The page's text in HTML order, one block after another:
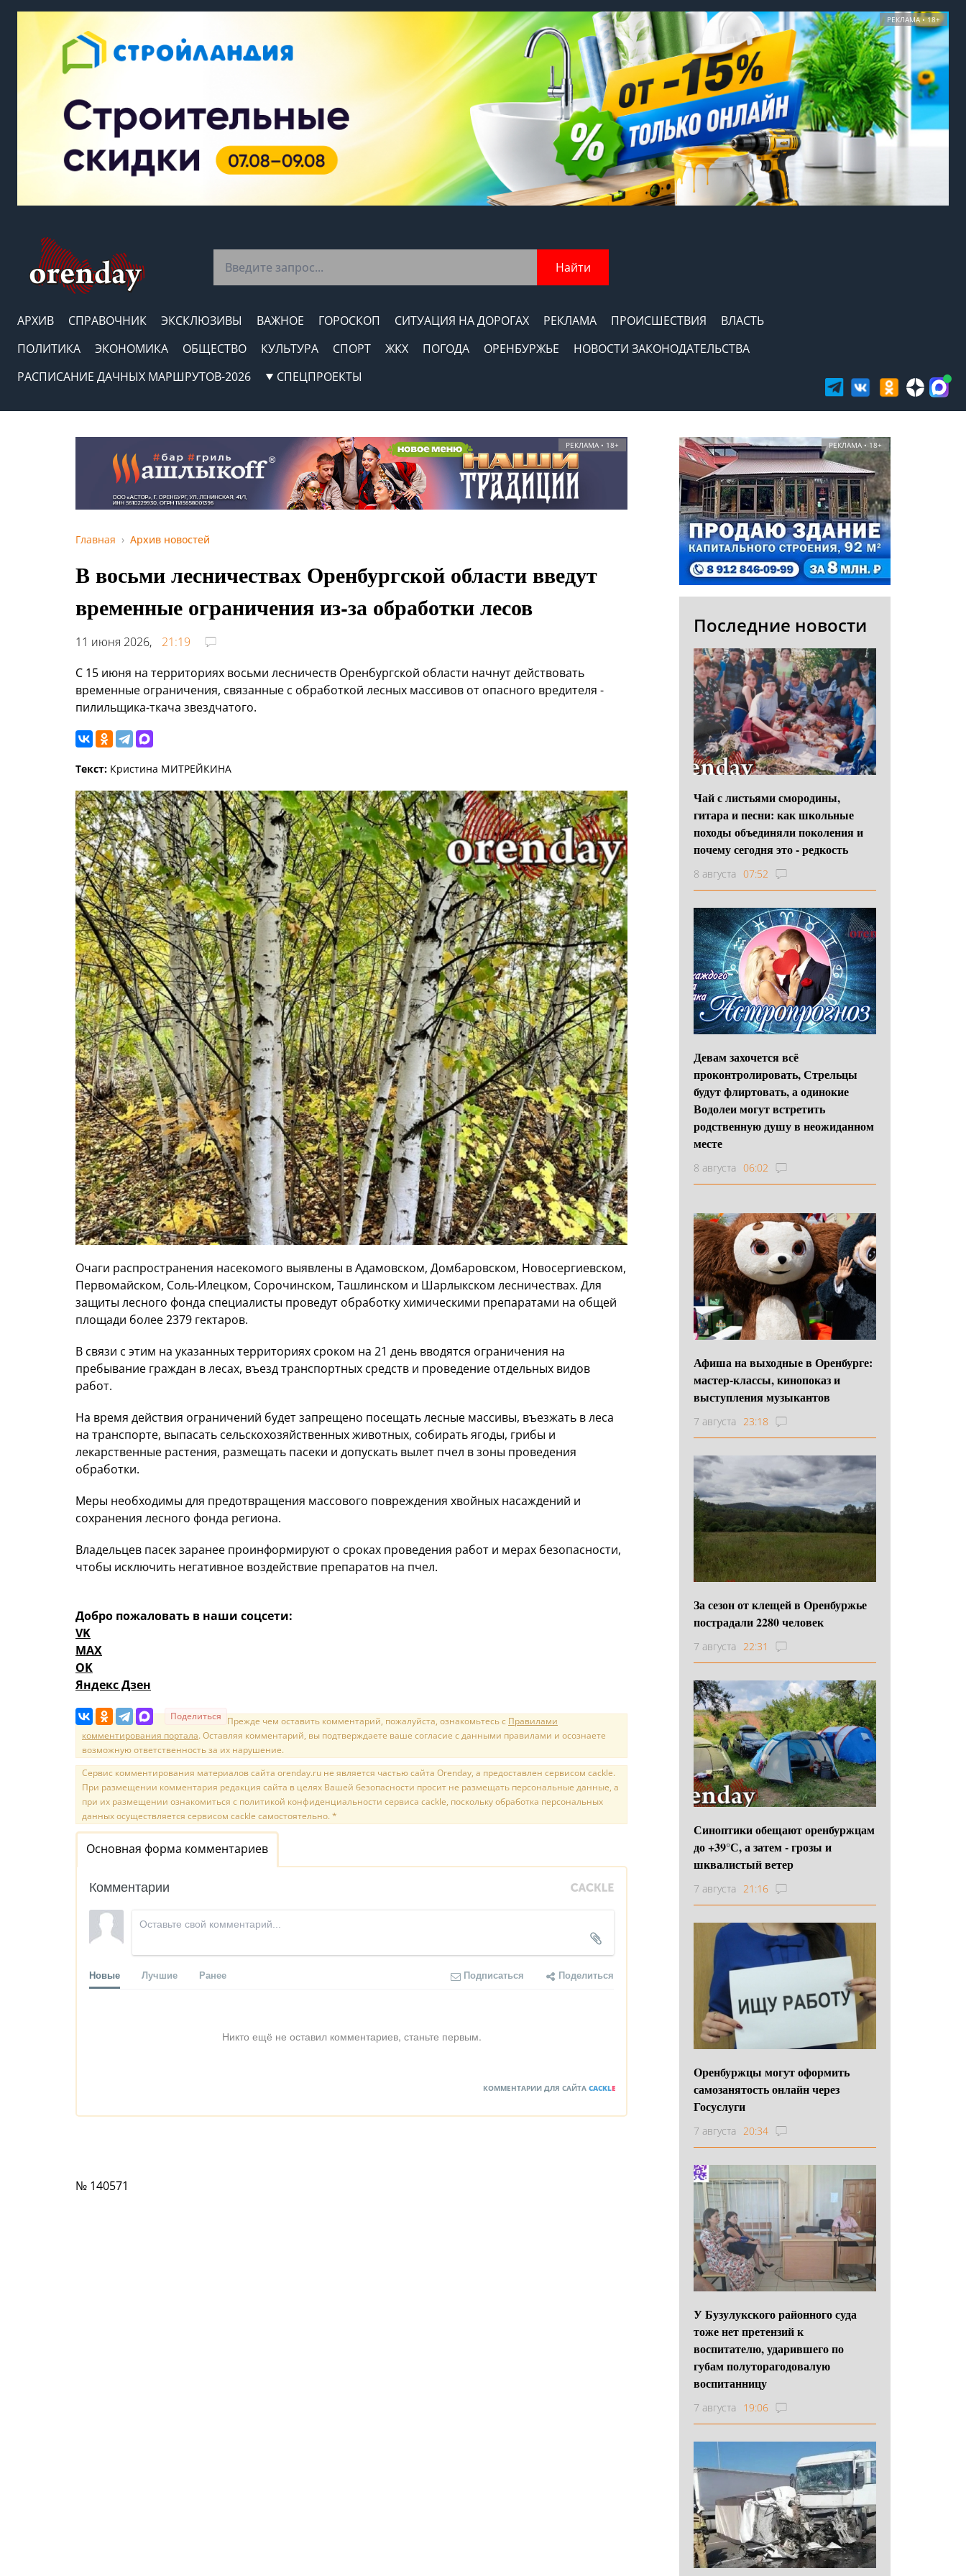
РЕКЛАМА • 18+
Найти
АРХИВ СПРАВОЧНИК ЭКСКЛЮЗИВЫ ВАЖНОЕ ГОРОСКОП СИТУАЦИЯ НА ДОРОГАХ РЕКЛАМА ПРОИСШЕСТВИЯ
ВЛАСТЬ
ПОЛИТИКА
ЭКОНОМИКА ОБЩЕСТВО КУЛЬТУРА СПОРТ ЖКХ ПОГОДА ОРЕНБУРЖЬЕ
НОВОСТИ ЗАКОНОДАТЕЛЬСТВА
РАСПИСАНИЕ ДАЧНЫХ МАРШРУТОВ-2026
СПЕЦПРОЕКТЫ
РЕКЛАМА • 18+
Главная Архив новостей
В восьми лесничествах Оренбургской области введут
временные ограничения из-за обработки лесов
11 июня 2026,
21:19
С 15 июня на территориях восьми лесничеств Оренбургской области начнут действовать
временные ограничения, связанные с обработкой лесных массивов от опасного вредителя -
пилильщика-ткача звездчатого.
Текст: Кристина МИТРЕЙКИНА
Очаги распространения насекомого выявлены в Адамовском, Домбаровском, Новосергиевском,
Первомайском, Соль-Илецком, Сорочинском, Ташлинском и Шарлыкском лесничествах. Для
защиты лесного фонда специалисты проведут обработку химическими препаратами на общей
площади более 2379 гектаров.
В связи с этим на указанных территориях сроком на 21 день вводятся ограничения на
пребывание граждан в лесах, въезд транспортных средств и проведение отдельных видов
работ.
На время действия ограничений будет запрещено посещать лесные массивы, въезжать в леса
на транспорте, выпасать сельскохозяйственных животных, собирать ягоды, грибы и
лекарственные растения, размещать пасеки и допускать вылет пчел в зоны проведения
обработки.
Меры необходимы для предотвращения массового повреждения хвойных насаждений и
сохранения лесного фонда региона.
Владельцев пасек заранее проинформируют о сроках проведения работ и мерах безопасности,
чтобы исключить негативное воздействие препаратов на пчел.
Добро пожаловать в наши соцсети:
VK
MAX
OK
Яндекс Дзен
Поделиться Прежде чем оставить комментарий, пожалуйста, ознакомьтесь с Правилами
комментирования портала. Оставляя комментарий, вы подтверждаете ваше согласие с данными правилами и осознаете
возможную ответственность за их нарушение.
Сервис комментирования материалов сайта orenday.ru не является частью сайта Orenday, а предоставлен сервисом cackle.
При размещении комментария редакция сайта в целях Вашей безопасности просит не размещать персональные данные, а
при их размещении ознакомиться с политикой конфиденциальности сервиса cackle, поскольку обработка персональных
данных осуществляется сервисом cackle самостоятельно. *
Основная форма комментариев
Комментарии
Новые Лучшие Ранее Подписаться Поделиться
Никто ещё не оставил комментариев, станьте первым.
КОММЕНТАРИИ ДЛЯ САЙТА CACKLE
№ 140571
РЕКЛАМА • 18+
Последние новости
Чай с листьями смородины,
гитара и песни: как школьные
походы объединяли поколения и
почему сегодня это - редкость
8 августа 07:52
Девам захочется всё
проконтролировать, Стрельцы
будут флиртовать, а одинокие
Водолеи могут встретить
родственную душу в неожиданном
месте
8 августа 06:02
Афиша на выходные в Оренбурге:
мастер-классы, кинопоказ и
выступления музыкантов
7 августа 23:18
За сезон от клещей в Оренбуржье
пострадали 2280 человек
7 августа 22:31
Синоптики обещают оренбуржцам
до +39°С, а затем - грозы и
шквалистый ветер
7 августа 21:16
Оренбуржцы могут оформить
самозанятость онлайн через
Госуслуги
7 августа 20:34
У Бузулукского районного суда
тоже нет претензий к
воспитателю, ударившего по
губам полуторагодовалую
воспитанницу
7 августа 19:06